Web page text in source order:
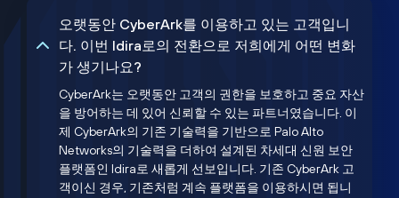
오랫동안 CyberArk를 이용하고 있는 고객입니
다. 이번 Idira로의 전환으로 저희에게 어떤 변화
가 생기나요?
CyberArk는 오랫동안 고객의 권한을 보호하고 중요 자산
을 방어하는 데 있어 신뢰할 수 있는 파트너였습니다. 이
제 CyberArk의 기존 기술력을 기반으로 Palo Alto
Networks의 기술력을 더하여 설계된 차세대 신원 보안
플랫폼인 Idira로 새롭게 선보입니다. 기존 CyberArk 고
객이신 경우, 기존처럼 계속 플랫폼을 이용하시면 됩니